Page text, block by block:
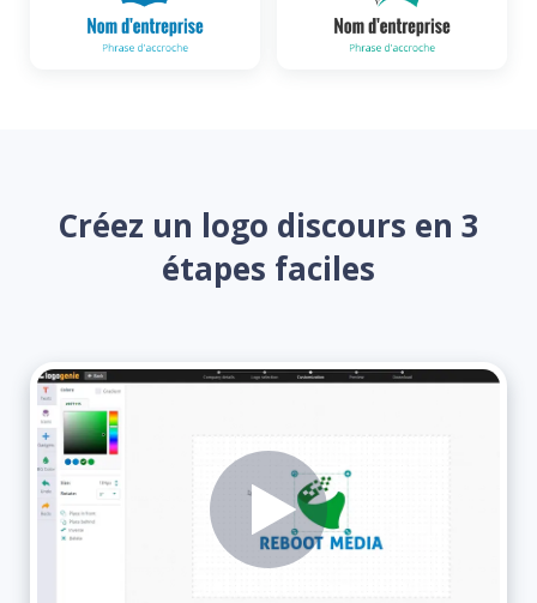
Créez un logo discours en 3
étapes faciles